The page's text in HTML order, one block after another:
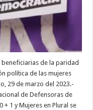
de la paridad
política de las mujeres
29 de marzo del 2023.-
de Defensoras de
+ 1 y Mujeres en Plural se